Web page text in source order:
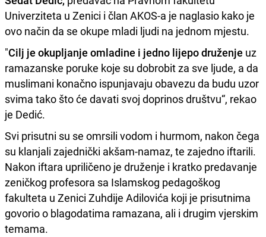
Univerziteta u Zenici i član AKOS-a je naglasio kako je
ovo način da se okupe mladi ljudi na jednom mjestu.
"Cilj je okupljanje omladine i jedno lijepo druženje uz
ramazanske poruke koje su dobrobit za sve ljude, a da
muslimani konačno ispunjavaju obavezu da budu uzor
svima tako što će davati svoj doprinos društvu“, rekao
je Dedić.
Svi prisutni su se omrsili vodom i hurmom, nakon čega
su klanjali zajednički akšam-namaz, te zajedno iftarili.
Nakon iftara upriličeno je druženje i kratko predavanje
zeničkog profesora sa Islamskog pedagoškog
fakulteta u Zenici Zuhdije Adilovića koji je prisutnima
govorio o blagodatima ramazana, ali i drugim vjerskim
temama.